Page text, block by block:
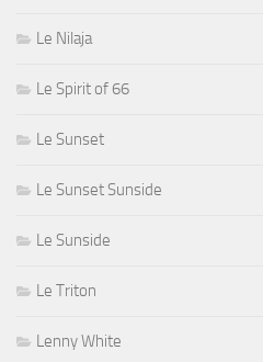
Le Nilaja
Le Spirit of 66
Le Sunset
Le Sunset Sunside
Le Sunside
Le Triton
Lenny White